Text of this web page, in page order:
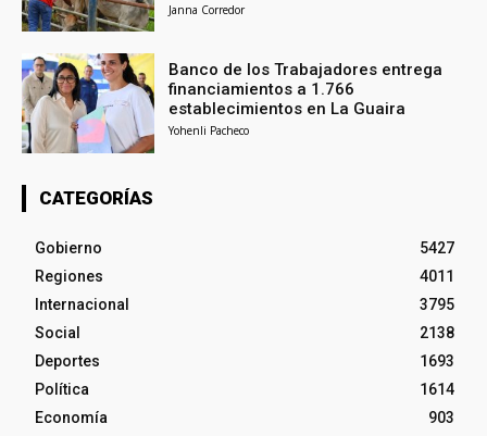
Janna Corredor
Banco de los Trabajadores entrega
financiamientos a 1.766
establecimientos en La Guaira
Yohenli Pacheco
CATEGORÍAS
Gobierno
5427
Regiones
4011
Internacional
3795
Social
2138
Deportes
1693
Política
1614
Economía
903